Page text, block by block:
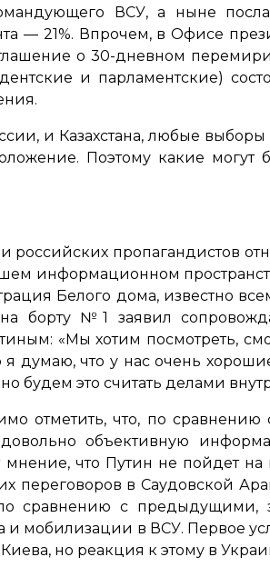
ВСУ, а ныне
— 21%. Впрочем, в Офисе
о 30-дневном
и парламентские)
и Казахстана, любые
Поэтому какие
российских пропагандистов
информационном
Белого дома, известно
борту №1 заявил
«Мы хотим посмотреть,
думаю, что у нас очень
будем это считать делами
отметить, что, по
объективную
мнение, что Путин не пойдет
переговоров в Саудовской
(по сравнению с
и мобилизации в ВСУ. Первое
но реакция к этому в